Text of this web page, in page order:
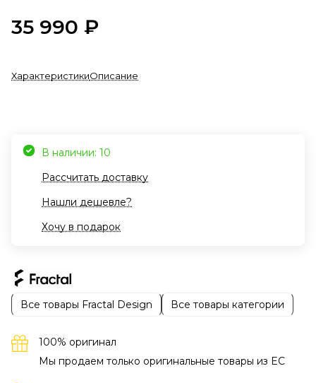
35 990 ₽
ХарактеристикиОписание
В наличии: 10
Рассчитать доставку
Нашли дешевле?
Хочу в подарок
Все товары Fractal Design Все товары категории
100% оригинал
Мы продаем только оригинальные товары из EC